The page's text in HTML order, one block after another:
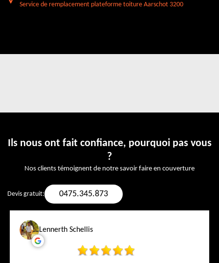
Service de remplacement plateforme toiture Aarschot 3200
Ils nous ont fait confiance, pourquoi pas vous
?
Nos clients témoignent de notre savoir faire en couverture
Devis gratuit: 0475.345.873
Lennerth Schellis